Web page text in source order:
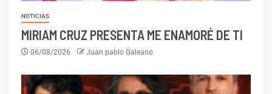
NOTICIAS
MIRIAM CRUZ PRESENTA ME ENAMORÉ DE TI
06/08/2026 Juan pablo Galeano